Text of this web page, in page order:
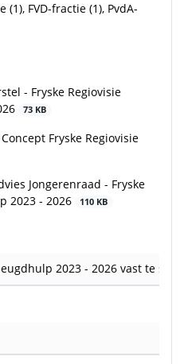
(1), FVD-fractie (1), PvdA-
- Fryske Regiovisie
73 KB
Fryske Regiovisie
Jongerenraad - Fryske
2023 - 2026
110 KB
2023 - 2026 vast te